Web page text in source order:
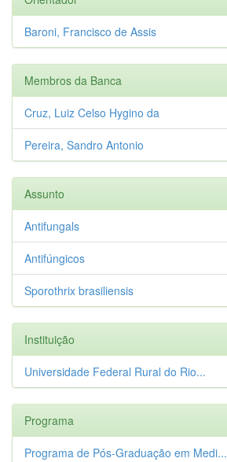
Baroni, Francisco de Assis
Membros da Banca
Cruz, Luiz Celso Hygino da
Pereira, Sandro Antonio
Assunto
Antifungals
Antifúngicos
Sporothrix brasiliensis
Instituição
Universidade Federal Rural do Rio...
Programa
Programa de Pós-Graduação em Medi...